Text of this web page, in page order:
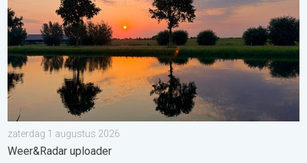
zaterdag 1 augustus 2026
Weer&Radar uploader